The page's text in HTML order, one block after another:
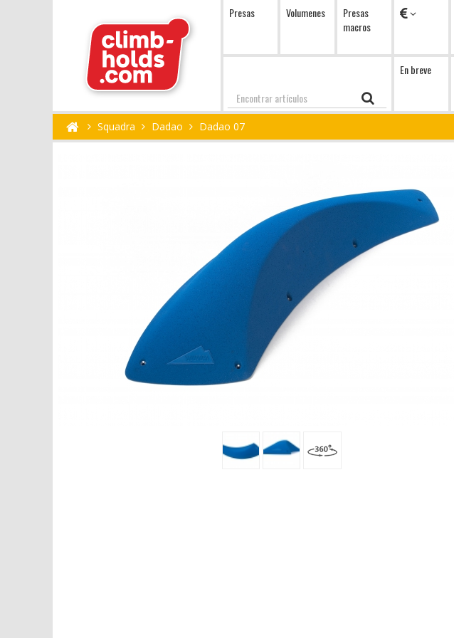
Presas Volumenes
Presas
macros
Monedas
Encontrar
En breve
Squadra Dadao Dadao 07